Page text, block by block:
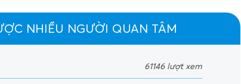
2024, Giải thưởng Nha khoa
Lạc Việt Intech là minh chứng
NHIỀU NGƯỜI QUAN TÂM
61146 lượt xem